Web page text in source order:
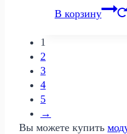
цена
В корзину
1
2
3
4
5
→
Вы можете купить